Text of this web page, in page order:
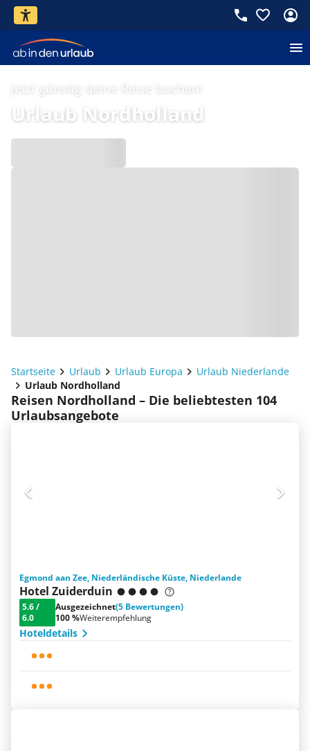
Jetzt günstig deine Reise buchen!
Urlaub Nordholland
Startseite Urlaub Urlaub Europa
Urlaub Niederlande
Urlaub Nordholland
Reisen Nordholland – Die beliebtesten 104
Urlaubsangebote
Egmond aan Zee, Niederländische Küste, Niederlande
Hotel Zuiderduin
5.6/
6.0
Ausgezeichnet(5 Bewertungen)
100 %Weiterempfehlung
Hoteldetails